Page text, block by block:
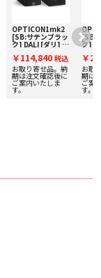
OPTICON1mk2
[SB:サテンブラッ
ク] DALI [ダリ] ブ
ーカー [ペア]
￥114,840 税込
お取り寄せ品。納
期は注文確認後に
ご案内いたしま
す。
[SB:
ク]
カー
￥
お取
期は
ご案
す。